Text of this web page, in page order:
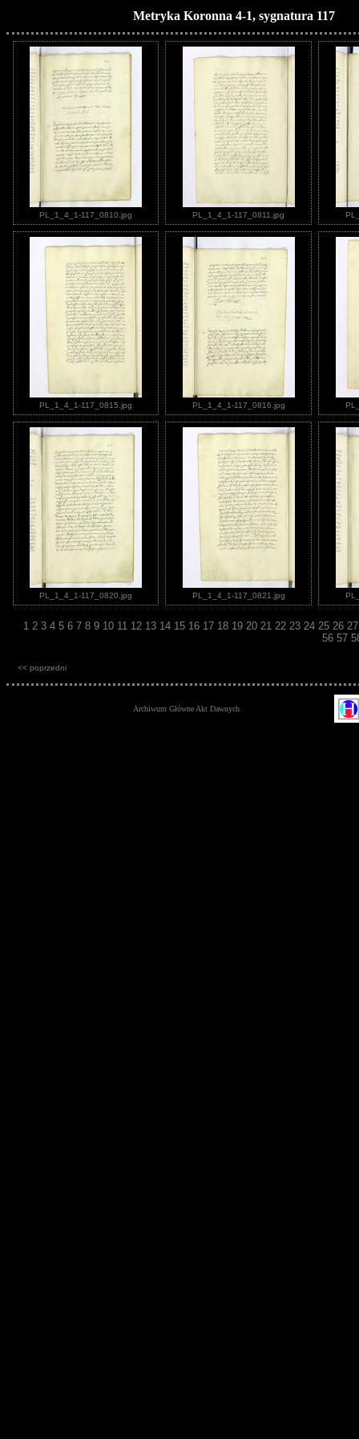
Metryka Koronna 4-1, sygnatura 117
PL_1_4_1-117_0810.jpg PL_1_4_1-117_0811.jpg
PL_1_4_1-117_0815.jpg PL_1_4_1-117_0816.jpg
PL_1_4_1-117_0820.jpg PL_1_4_1-117_0821.jpg
1 2 3 4 5 6 7 8 9 10 11 12 13 14 15 16 17 18 19 20 21 22 23 24 25 26
56 57
<< poprzedni
Archiwum Główne Akt Dawnych